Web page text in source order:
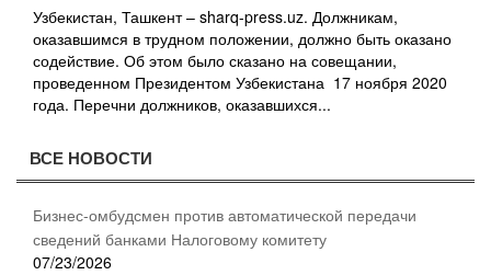
Узбекистан, Ташкент – sharq-press.uz. Должникам,
оказавшимся в трудном положении, должно быть оказано
содействие. Об этом было сказано на совещании,
проведенном Президентом Узбекистана 17 ноября 2020
года. Перечни должников, оказавшихся...
ВСЕ НОВОСТИ
Бизнес-омбудсмен против автоматической передачи
сведений банками Налоговому комитету
07/23/2026